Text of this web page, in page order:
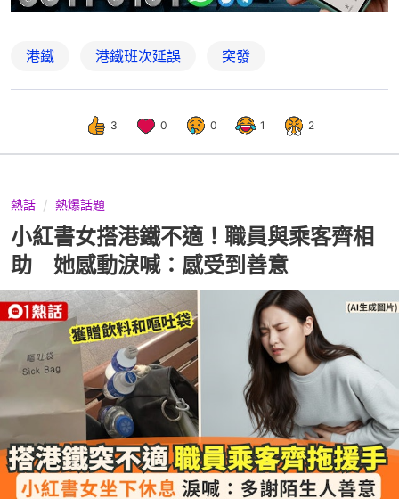
港鐵 港鐵班次延誤 突發
3 0 0 1 2
熱話 熱爆話題
小紅書女搭港鐵不適！職員與乘客齊相
助 她感動淚喊：感受到善意